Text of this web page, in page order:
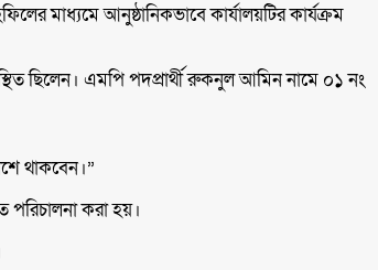
মাধ্যমে আনুষ্ঠানিকভাবে কার্যালয়টির কার্যক্রম
ছিলেন। এমপি পদপ্রার্থী রুকনুল আমিন নামে ০১ নং
থাকবেন।”
পরিচালনা করা হয়।